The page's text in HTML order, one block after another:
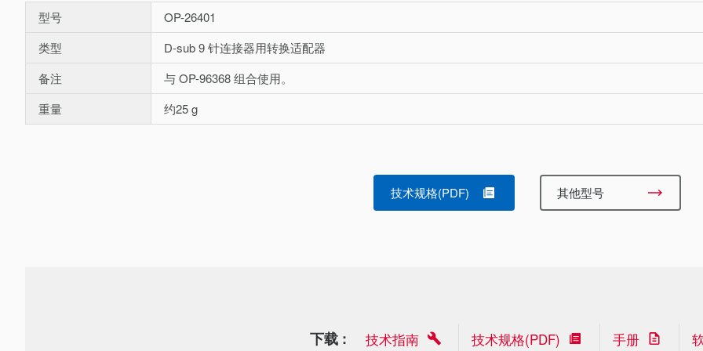
型号
OP-26401
类型
D-sub 9 针连接器用转换适配器
备注
与 OP-96368 组合使用。
重量
约25 g
技术规格(PDF) 其他型号
下载 : 技术指南 技术规格(PDF) 手册